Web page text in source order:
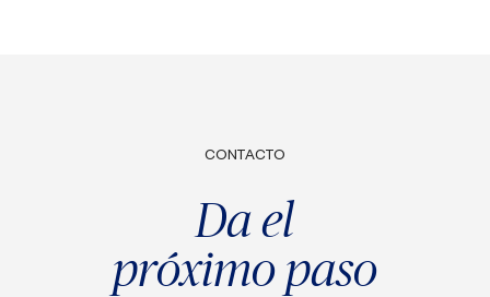
CONTACTO
Da el
próximo paso